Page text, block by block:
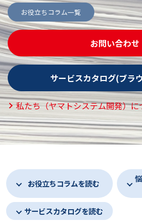
お役立ちコラム一覧
お問い合わせ
サービスカタログ(ブラ
私たち（ヤマトシステム開発）に
お役立ちコラムを読む
サービスカタログを読む